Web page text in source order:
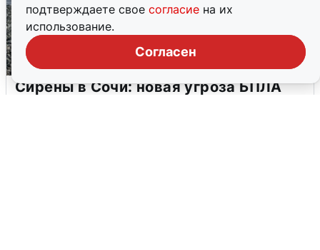
подтверждаете свое согласие на их
использование.
Согласен
Сирены в Сочи: новая угроза БПЛА